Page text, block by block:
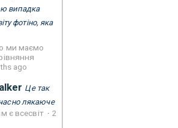
випадка
фотіно, яка
ми маємо
ago
Це так
лякаюче
є всесвіт · 2